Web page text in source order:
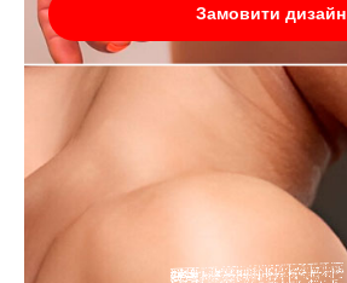
Замовити дизайн